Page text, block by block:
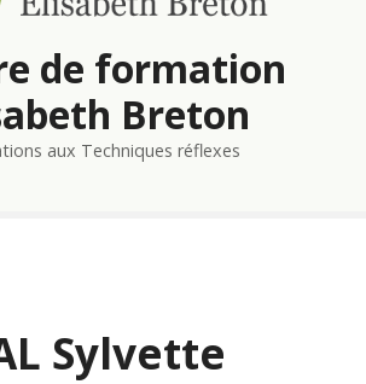
de formation
Breton
aux Techniques réflexes
Sylvette